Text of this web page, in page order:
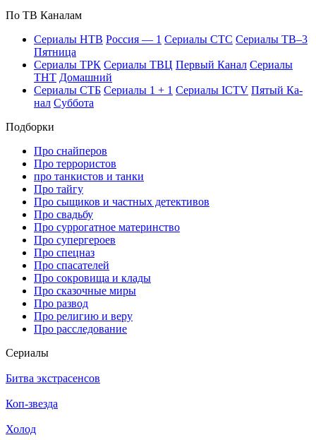
По ТВ Ка­на­лам
Се­риа­лы НТВ Рос­сия — 1 Се­риа­лы СТС Се­риа­лы ТВ–3
Пят­ни­ца
Се­риа­лы ТРК Се­риа­лы ТВЦ Пер­вый Ка­нал Се­риа­лы
ТНТ До­маш­ний
Се­риа­лы СТБ Се­риа­лы 1 + 1 Се­риа­лы ICTV Пя­тый Ка­
нал Суб­бо­та
Подборки
Про снайперов
Про террористов
про танкистов и танки
Про тайгу
Про сыщиков и частных детективов
Про свадьбу
Про суррогатное материнство
Про супергероев
Про спецназ
Про спасателей
Про сокровища и клады
Про сказочные миры
Про развод
Про религию и веру
Про расследование
Се­риа­лы
Битва экстрасенсов
Коп-звезда
Холод